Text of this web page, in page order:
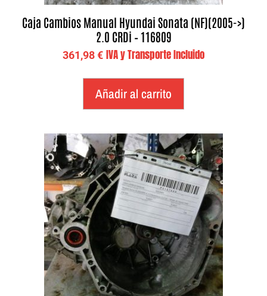
Caja Cambios Manual Hyundai Sonata (NF)(2005->)
2.0 CRDi – 116809
361,98€ IVA y Transporte Incluido
Añadir al carrito